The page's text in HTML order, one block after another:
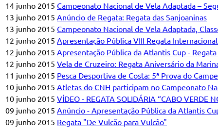
14 junho 2015 Campeonato Nacional de Vela Adaptada –
13 junho 2015 Anúncio de Regata: Regata das Sanjoaninas
13 junho 2015 Campeonato Nacional de Vela Adaptada,
12 junho 2015 Apresentação Pública VIII Regata
12 junho 2015 Apresentação Pública da Atlantis Cup -
12 junho 2015 Vela de Cruzeiro: Regata Aniversário da
11 junho 2015 Pesca Desportiva de Costa: 5ª Prova do
10 junho 2015 Atletas do CNH participam no Campeonato
10 junho 2015 VÍDEO - REGATA SOLIDÁRIA “CABO VERDE
09 junho 2015 Anúncio - Apresentação Pública da Atlantis
09 junho 2015 Regata "De Vulcão para Vulcão"